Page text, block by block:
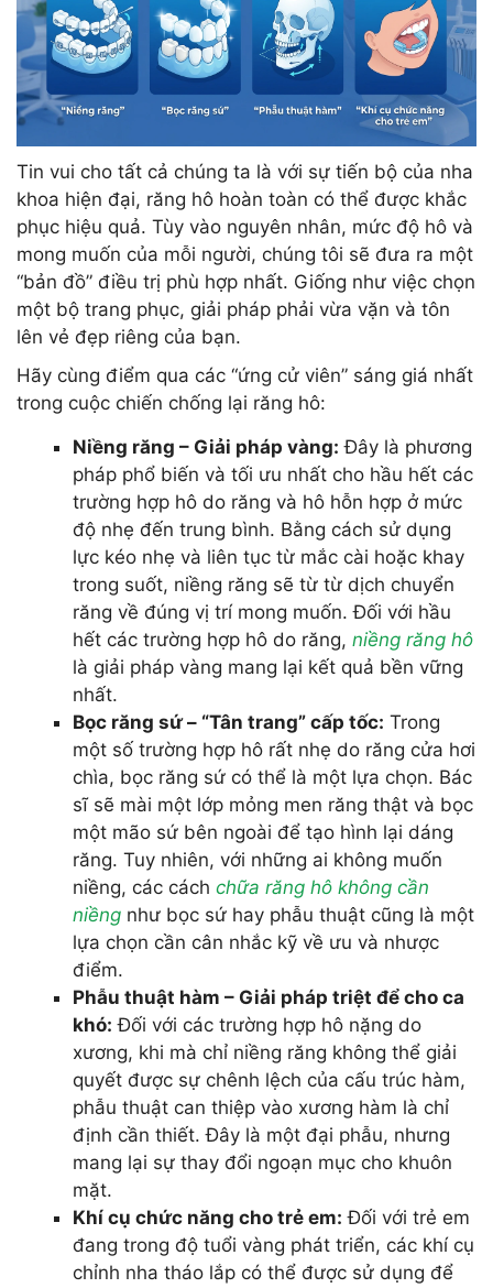
Tin vui cho tất cả chúng ta là với sự tiến bộ của nha
khoa hiện đại, răng hô hoàn toàn có thể được khắc
phục hiệu quả. Tùy vào nguyên nhân, mức độ hô và
mong muốn của mỗi người, chúng tôi sẽ đưa ra một
“bản đồ” điều trị phù hợp nhất. Giống như việc chọn
một bộ trang phục, giải pháp phải vừa vặn và tôn
lên vẻ đẹp riêng của bạn.
Hãy cùng điểm qua các “ứng cử viên” sáng giá nhất
trong cuộc chiến chống lại răng hô:
Niềng răng – Giải pháp vàng: Đây là phương
pháp phổ biến và tối ưu nhất cho hầu hết các
trường hợp hô do răng và hô hỗn hợp ở mức
độ nhẹ đến trung bình. Bằng cách sử dụng
lực kéo nhẹ và liên tục từ mắc cài hoặc khay
trong suốt, niềng răng sẽ từ từ dịch chuyển
răng về đúng vị trí mong muốn. Đối với hầu
hết các trường hợp hô do răng, niềng răng hô
là giải pháp vàng mang lại kết quả bền vững
nhất.
Bọc răng sứ – “Tân trang” cấp tốc: Trong
một số trường hợp hô rất nhẹ do răng cửa hơi
chìa, bọc răng sứ có thể là một lựa chọn. Bác
sĩ sẽ mài một lớp mỏng men răng thật và bọc
một mão sứ bên ngoài để tạo hình lại dáng
răng. Tuy nhiên, với những ai không muốn
niềng, các cách chữa răng hô không cần
niềng như bọc sứ hay phẫu thuật cũng là một
lựa chọn cần cân nhắc kỹ về ưu và nhược
điểm.
Phẫu thuật hàm – Giải pháp triệt để cho ca
khó: Đối với các trường hợp hô nặng do
xương, khi mà chỉ niềng răng không thể giải
quyết được sự chênh lệch của cấu trúc hàm,
phẫu thuật can thiệp vào xương hàm là chỉ
định cần thiết. Đây là một đại phẫu, nhưng
mang lại sự thay đổi ngoạn mục cho khuôn
mặt.
Khí cụ chức năng cho trẻ em: Đối với trẻ em
đang trong độ tuổi vàng phát triển, các khí cụ
chỉnh nha tháo lắp có thể được sử dụng để